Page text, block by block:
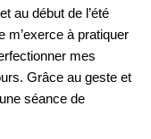
au début de l’été
m’exerce à pratiquer
mes
Grâce au geste et
séance de